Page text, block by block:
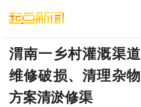
渭南一乡村灌溉渠
维修破损、清理杂
方案清淤修渠